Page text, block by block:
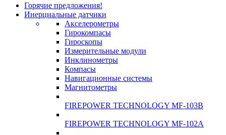
Горячие предложения!
Инерциальные датчики
Акселерометры
Гирокомпасы
Гироскопы
Измерительные модули
Инклинометры
Компасы
Навигационные системы
Магнитометры
FIREPOWER TECHNOLOGY MF-103B
FIREPOWER TECHNOLOGY MF-102A